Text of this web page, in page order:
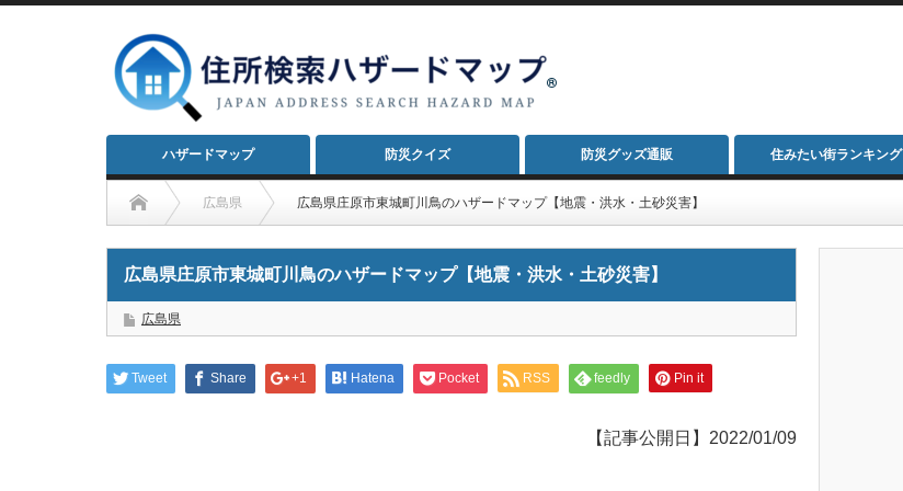
ハザードマップ 防災クイズ 防災グッズ通販 住みたい街ランキング
広島県 広島県庄原市東城町川鳥のハザードマップ【地震・洪水・土砂災害】
広島県庄原市東城町川鳥のハザードマップ【地震・洪水・土砂災害】
広島県
Tweet Share +1 Hatena Pocket RSS feedly Pin it
【記事公開日】2022/01/09